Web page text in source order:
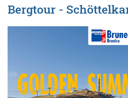
Bergtour -